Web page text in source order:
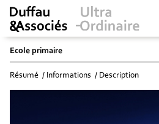
Ecole primaire
Résumé Informations Description